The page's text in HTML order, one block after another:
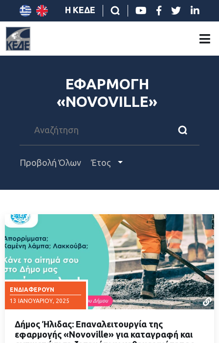
Η ΚΕΔΕ
ΕΦΑΡΜΟΓΗ
«NOVOVILLE»
Προβολή Όλων Έτος
ΕΝΔΙΑΦΈΡΟΥΝ
13 ΙΑΝΟΥΑΡΊΟΥ, 2025
Δήμος Ήλιδας: Επαναλειτουργία της
εφαρμογής «Novoville» για καταγραφή και